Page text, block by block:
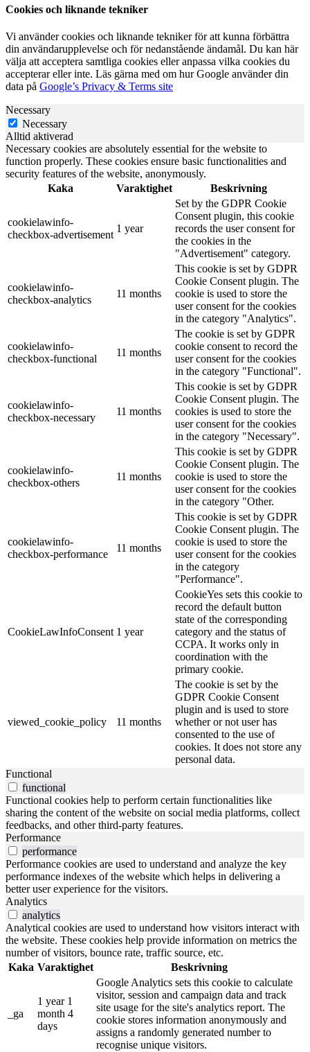
Cookies och liknande tekniker
Vi använder cookies och liknande tekniker för att kunna förbättra
din användarupplevelse och för nedanstående ändamål. Du kan här
välja att acceptera samtliga cookies eller anpassa vilka cookies du
accepterar eller inte. Läs gärna med om hur Google använder din
data på Google’s Privacy & Terms site
Necessary
Necessary
Alltid aktiverad
Necessary cookies are absolutely essential for the website to
function properly. These cookies ensure basic functionalities and
security features of the website, anonymously.
Kaka
Varaktighet Beskrivning
cookielawinfo-
checkbox-advertisement
1 year
Set by the GDPR Cookie
Consent plugin, this cookie
records the user consent for
the cookies in the
"Advertisement" category.
cookielawinfo-
checkbox-analytics
11 months
This cookie is set by GDPR
Cookie Consent plugin. The
cookie is used to store the
user consent for the cookies
in the category "Analytics".
cookielawinfo-
checkbox-functional
11 months
The cookie is set by GDPR
cookie consent to record the
user consent for the cookies
in the category "Functional".
cookielawinfo-
checkbox-necessary
11 months
This cookie is set by GDPR
Cookie Consent plugin. The
cookies is used to store the
user consent for the cookies
in the category "Necessary".
cookielawinfo-
checkbox-others
11 months
This cookie is set by GDPR
Cookie Consent plugin. The
cookie is used to store the
user consent for the cookies
in the category "Other.
cookielawinfo-
checkbox-performance
11 months
This cookie is set by GDPR
Cookie Consent plugin. The
cookie is used to store the
user consent for the cookies
in the category
"Performance".
CookieLawInfoConsent 1 year
CookieYes sets this cookie to
record the default button
state of the corresponding
category and the status of
CCPA. It works only in
coordination with the
primary cookie.
viewed_cookie_policy 11 months
The cookie is set by the
GDPR Cookie Consent
plugin and is used to store
whether or not user has
consented to the use of
cookies. It does not store any
personal data.
Functional
functional
Functional cookies help to perform certain functionalities like
sharing the content of the website on social media platforms, collect
feedbacks, and other third-party features.
Performance
performance
Performance cookies are used to understand and analyze the key
performance indexes of the website which helps in delivering a
better user experience for the visitors.
Analytics
analytics
Analytical cookies are used to understand how visitors interact with
the website. These cookies help provide information on metrics the
number of visitors, bounce rate, traffic source, etc.
Kaka Varaktighet Beskrivning
_ga
1 year 1
month 4
days
Google Analytics sets this cookie to calculate
visitor, session and campaign data and track
site usage for the site's analytics report. The
cookie stores information anonymously and
assigns a randomly generated number to
recognise unique visitors.